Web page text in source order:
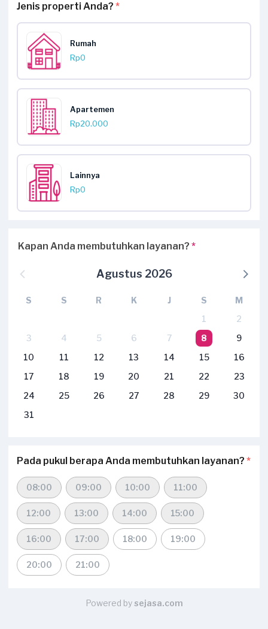
Jenis properti Anda? *
Rumah
Rp0
Apartemen
Rp20.000
Lainnya
Rp0
Kapan Anda membutuhkan layanan? *
Agustus 2026
S S R K J S
M
1
2
3
4 5 6 7 8
9
10
11 12 13 14 15
16
17
18 19 20 21 22
23
24
25 26 27 28 29
30
31
Pada pukul berapa Anda membutuhkan layanan? *
08:00 09:00 10:00 11:00
12:00 13:00 14:00 15:00
16:00 17:00 18:00 19:00
20:00 21:00
Powered bysejasa.com